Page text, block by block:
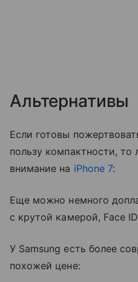
Альтернативы
Если готовы
пользу компактности, то
внимание на iPhone 7:
Еще можно немного
с крутой камерой, Face
У Samsung есть более
похожей цене: